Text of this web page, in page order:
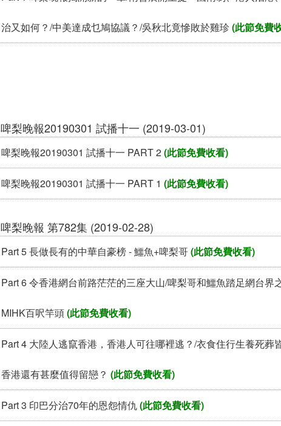
治又如何？/中美達成乜鳩協議？/吳秋北竟慘敗於雞珍 (此節免費
啤梨晚報20190301 試播十一 (2019-03-01)
啤梨晚報20190301 試播十一 PART 2(此節免費收看)
啤梨晚報20190301 試播十一 PART 1 (此節免費收看)
啤梨晚報 第782集 (2019-02-28)
Part 5 長做長有的中華自豪榜 - 鱷魚+啤梨哥(此節免費收看)
Part 6 令香港網台前路茫茫的三座大山/啤梨哥和鱷魚踏足網台界
MIHK百呎竿頭(此節免費收看)
Part 4 大陸人逃竄香港，香港人可往哪裡逃？/衣食住行生養死葬
香港還有甚麼值得留戀？ (此節免費收看)
Part 3 印巴分治70年的恩怨情仇(此節免費收看)